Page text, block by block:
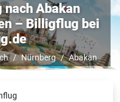
nach Abakan
– Billigflug bei
Nürnberg Abakan